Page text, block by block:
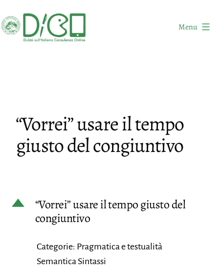
al
contenuto
Online
Menu
“Vorrei” usare il tempo
giusto del congiuntivo
D
“Vorrei” usare il tempo giusto del
congiuntivo
Categorie: Pragmatica e testualità
Semantica Sintassi